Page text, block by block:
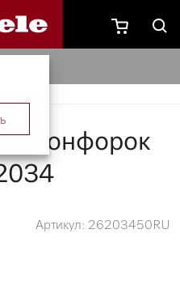
конфорок
Артикул: 26203450RU